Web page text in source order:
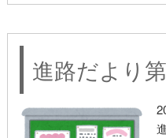
５
号”
進路だより